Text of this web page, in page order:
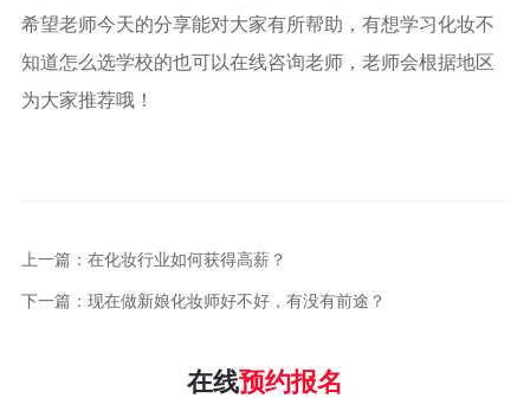
希望老师今天的分享能对大家有所帮助，有想学习化妆不
知道怎么选学校的也可以在线咨询老师，老师会根据地区
为大家推荐哦！
上一篇：在化妆行业如何获得高薪？
下一篇：现在做新娘化妆师好不好，有没有前途？
在线预约报名